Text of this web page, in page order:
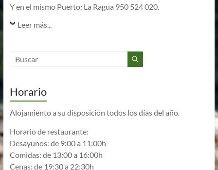
Y en el mismo Puerto: La Ragua 950 524 020.
Leer más...
Horario
Alojamiento a su disposición todos los días del año.
Horario de restaurante:
Desayunos: de 9:00 a 11:00h
Comidas: de 13:00 a 16:00h
Cenas: de 19:30 a 22:30h